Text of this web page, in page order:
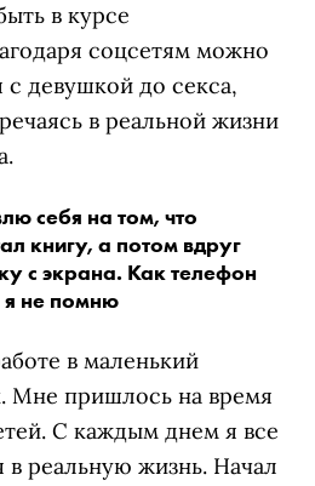
в курсе
соцсетям можно
девушкой до секса,
в реальной жизни
себя на том, что
книгу, а потом вдруг
с экрана. Как телефон
я не помню
в маленький
Мне пришлось на время
С каждым днем я все
реальную жизнь. Начал